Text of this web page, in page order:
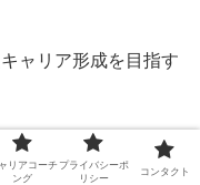
ャリア形成を目指す
リアコーチ
ング
プライバシーポ
リシー
コンタクト